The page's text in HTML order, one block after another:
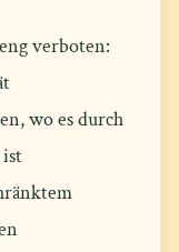
verboten:
wo es durch